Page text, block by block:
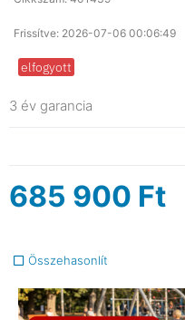
Frissítve: 2026-07-06 00:06:49
elfogyott
3 év garancia
685 900 Ft
Összehasonlít